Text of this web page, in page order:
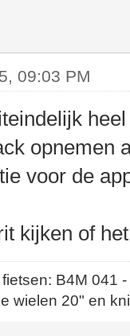
09:03 PM
opnemen
voor de
kijken of
B4M
wielen 20" en